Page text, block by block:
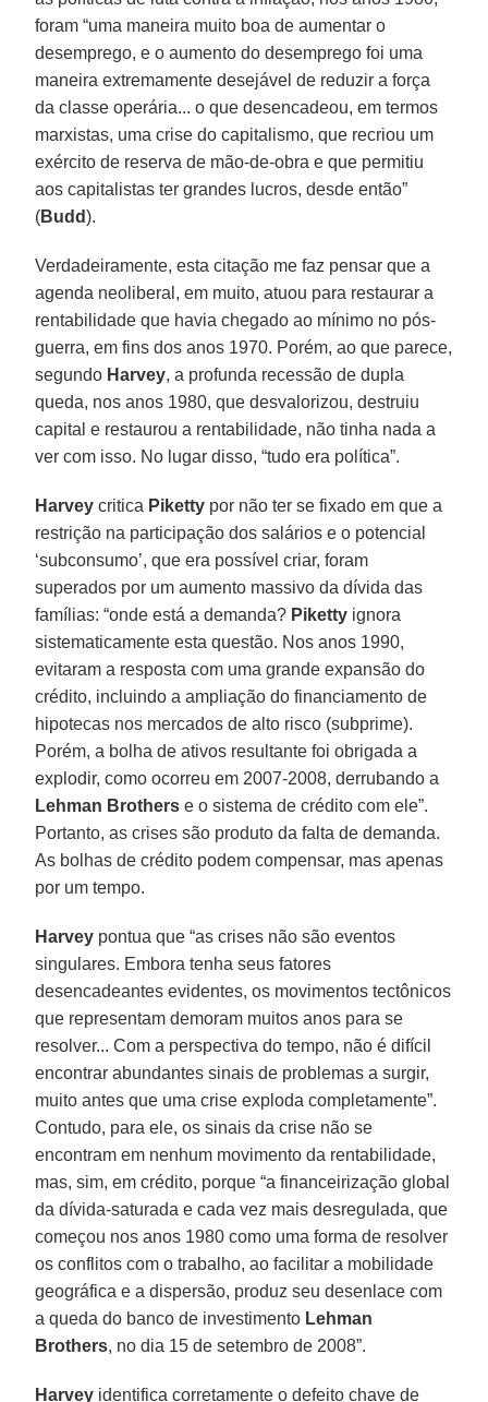
foram “uma maneira muito boa de aumentar o
desemprego, e o aumento do desemprego foi uma
maneira extremamente desejável de reduzir a força
da classe operária... o que desencadeou, em termos
marxistas, uma crise do capitalismo, que recriou um
exército de reserva de mão-de-obra e que permitiu
aos capitalistas ter grandes lucros, desde então”
(Budd).
Verdadeiramente, esta citação me faz pensar que a
agenda neoliberal, em muito, atuou para restaurar a
rentabilidade que havia chegado ao mínimo no pós-
guerra, em fins dos anos 1970. Porém, ao que parece,
segundo Harvey, a profunda recessão de dupla
queda, nos anos 1980, que desvalorizou, destruiu
capital e restaurou a rentabilidade, não tinha nada a
ver com isso. No lugar disso, “tudo era política”.
Harvey critica Piketty por não ter se fixado em que a
restrição na participação dos salários e o potencial
‘subconsumo’, que era possível criar, foram
superados por um aumento massivo da dívida das
famílias: “onde está a demanda? Piketty ignora
sistematicamente esta questão. Nos anos 1990,
evitaram a resposta com uma grande expansão do
crédito, incluindo a ampliação do financiamento de
hipotecas nos mercados de alto risco (subprime).
Porém, a bolha de ativos resultante foi obrigada a
explodir, como ocorreu em 2007-2008, derrubando a
Lehman Brothers e o sistema de crédito com ele”.
Portanto, as crises são produto da falta de demanda.
As bolhas de crédito podem compensar, mas apenas
por um tempo.
Harvey pontua que “as crises não são eventos
singulares. Embora tenha seus fatores
desencadeantes evidentes, os movimentos tectônicos
que representam demoram muitos anos para se
resolver... Com a perspectiva do tempo, não é difícil
encontrar abundantes sinais de problemas a surgir,
muito antes que uma crise exploda completamente”.
Contudo, para ele, os sinais da crise não se
encontram em nenhum movimento da rentabilidade,
mas, sim, em crédito, porque “a financeirização global
da dívida-saturada e cada vez mais desregulada, que
começou nos anos 1980 como uma forma de resolver
os conflitos com o trabalho, ao facilitar a mobilidade
geográfica e a dispersão, produz seu desenlace com
a queda do banco de investimento Lehman
Brothers, no dia 15 de setembro de 2008”.
Harvey identifica corretamente o defeito chave de